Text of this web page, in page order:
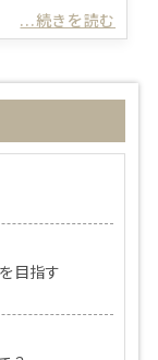
...続きを読む
目指す